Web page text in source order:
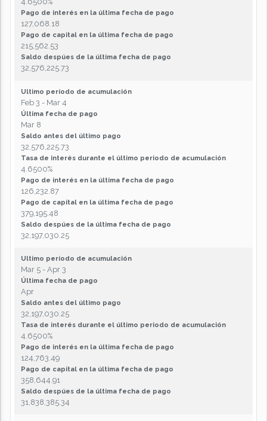
Pago de interés en la última fecha de pago
127,068.18
Pago de capital en la última fecha de pago
215,562.53
Saldo despúes de la última fecha de pago
32,576,225.73
Ultimo período de acumulación
Feb 3 - Mar 4
Última fecha de pago
Mar 8
Saldo antes del último pago
32,576,225.73
Tasa de interés durante el último periodo de acumulación
4.6500%
Pago de interés en la última fecha de pago
126,232.87
Pago de capital en la última fecha de pago
379,195.48
Saldo despúes de la última fecha de pago
32,197,030.25
Ultimo período de acumulación
Mar 5 - Apr 3
Última fecha de pago
Apr
Saldo antes del último pago
32,197,030.25
Tasa de interés durante el último periodo de acumulación
4.6500%
Pago de interés en la última fecha de pago
124,763.49
Pago de capital en la última fecha de pago
358,644.91
Saldo despúes de la última fecha de pago
31,838,385.34